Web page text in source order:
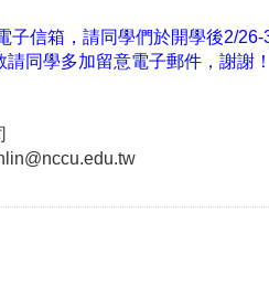
子信箱，請同學們於開學後2/26-
同學多加留意電子郵件，謝謝！